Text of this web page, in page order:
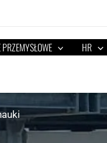
PRZEMYSŁOWE HR